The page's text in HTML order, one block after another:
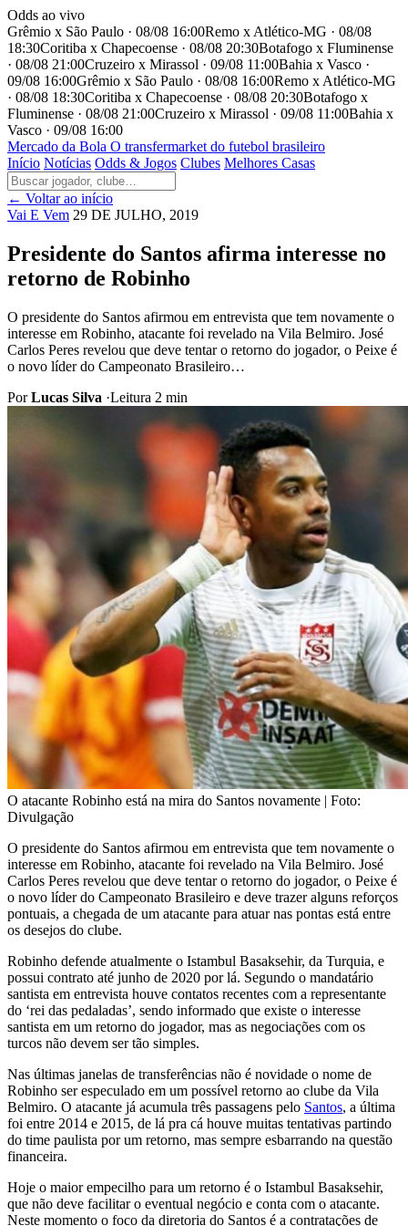
Odds ao vivo
Grêmio x São Paulo · 08/08 16:00Remo x Atlético-MG · 08/08
18:30Coritiba x Chapecoense · 08/08 20:30Botafogo x Fluminense
· 08/08 21:00Cruzeiro x Mirassol · 09/08 11:00Bahia x Vasco ·
09/08 16:00Grêmio x São Paulo · 08/08 16:00Remo x Atlético-MG
· 08/08 18:30Coritiba x Chapecoense · 08/08 20:30Botafogo x
Fluminense · 08/08 21:00Cruzeiro x Mirassol · 09/08 11:00Bahia x
Vasco · 09/08 16:00
Mercado da Bola O transfermarket do futebol brasileiro
Início Notícias Odds & Jogos Clubes Melhores Casas
← Voltar ao início
Vai E Vem 29 DE JULHO, 2019
Presidente do Santos afirma interesse no
retorno de Robinho
O presidente do Santos afirmou em entrevista que tem novamente o
interesse em Robinho, atacante foi revelado na Vila Belmiro. José
Carlos Peres revelou que deve tentar o retorno do jogador, o Peixe é
o novo líder do Campeonato Brasileiro…
PorLucas Silva ·Leitura 2 min
O atacante Robinho está na mira do Santos novamente | Foto:
Divulgação
O presidente do Santos afirmou em entrevista que tem novamente o
interesse em Robinho, atacante foi revelado na Vila Belmiro. José
Carlos Peres revelou que deve tentar o retorno do jogador, o Peixe é
o novo líder do Campeonato Brasileiro e deve trazer alguns reforços
pontuais, a chegada de um atacante para atuar nas pontas está entre
os desejos do clube.
Robinho defende atualmente o Istambul Basaksehir, da Turquia, e
possui contrato até junho de 2020 por lá. Segundo o mandatário
santista em entrevista houve contatos recentes com a representante
do ‘rei das pedaladas’, sendo informado que existe o interesse
santista em um retorno do jogador, mas as negociações com os
turcos não devem ser tão simples.
Nas últimas janelas de transferências não é novidade o nome de
Robinho ser especulado em um possível retorno ao clube da Vila
Belmiro. O atacante já acumula três passagens pelo Santos, a última
foi entre 2014 e 2015, de lá pra cá houve muitas tentativas partindo
do time paulista por um retorno, mas sempre esbarrando na questão
financeira.
Hoje o maior empecilho para um retorno é o Istambul Basaksehir,
que não deve facilitar o eventual negócio e conta com o atacante.
Neste momento o foco da diretoria do Santos é a contratações de